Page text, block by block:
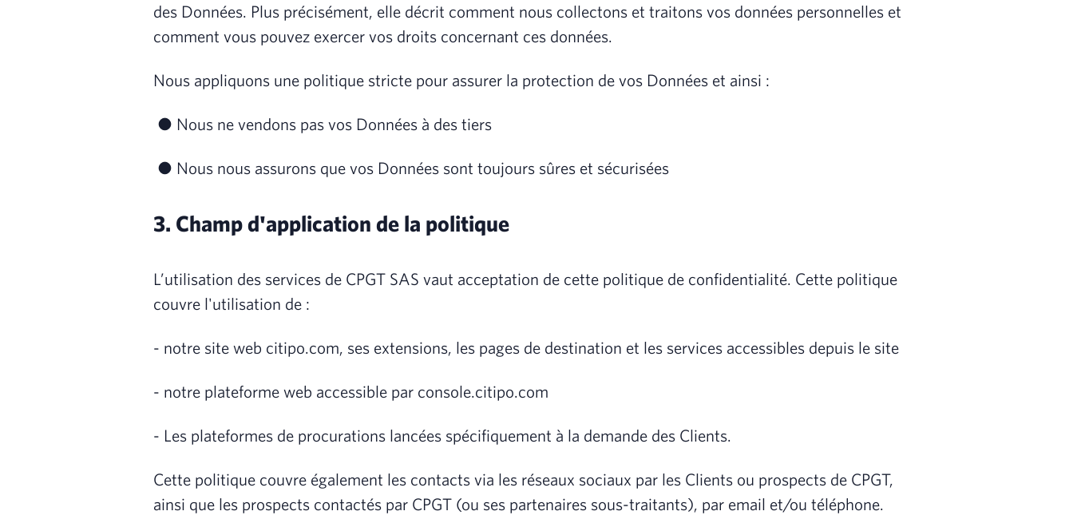
des Données. Plus précisément, elle décrit comment nous collectons et traitons vos données personnelles et
comment vous pouvez exercer vos droits concernant ces données.
Nous appliquons une politique stricte pour assurer la protection de vos Données et ainsi :
● Nous ne vendons pas vos Données à des tiers
● Nous nous assurons que vos Données sont toujours sûres et sécurisées
3. Champ d'application de la politique
L’utilisation des services de CPGT SAS vaut acceptation de cette politique de confidentialité. Cette politique
couvre l'utilisation de :
- notre site web citipo.com, ses extensions, les pages de destination et les services accessibles depuis le site
- notre plateforme web accessible par console.citipo.com
- Les plateformes de procurations lancées spécifiquement à la demande des Clients.
Cette politique couvre également les contacts via les réseaux sociaux par les Clients ou prospects de CPGT,
ainsi que les prospects contactés par CPGT (ou ses partenaires sous-traitants), par email et/ou téléphone.